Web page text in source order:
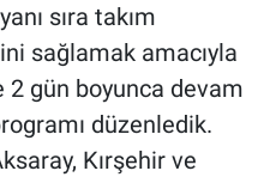
sıra takım
sağlamak amacıyla
2 gün boyunca devam
düzenledik.
Kırşehir ve